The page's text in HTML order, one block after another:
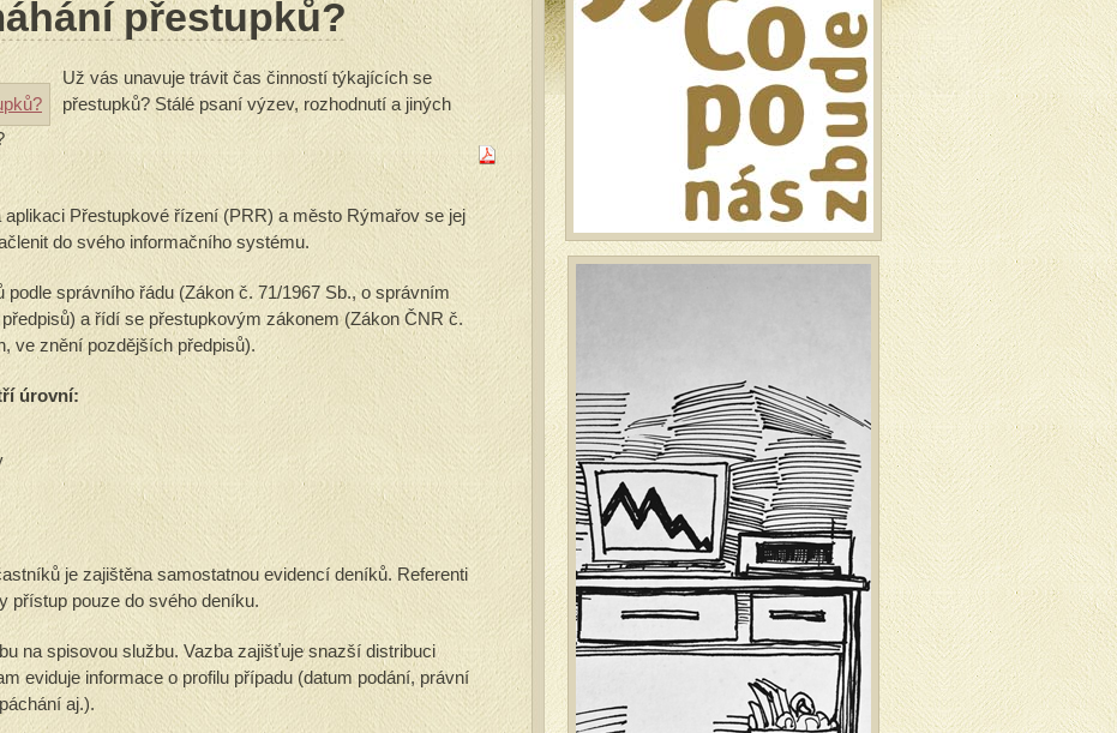
přestupků?
Už vás unavuje trávit čas činností týkajících se
přestupků? Stálé psaní výzev, rozhodnutí a jiných
Přestupkové řízení (PRR) a město Rýmařov se jej
do svého informačního systému.
podle správního řádu (Zákon č. 71/1967 Sb., o správním
a řídí se přestupkovým zákonem (Zákon ČNR č.
ve znění pozdějších předpisů).
úrovní:
je zajištěna samostatnou evidencí deníků. Referenti
přístup pouze do svého deníku.
na spisovou službu. Vazba zajišťuje snazší distribuci
eviduje informace o profilu případu (datum podání, právní
aj.).